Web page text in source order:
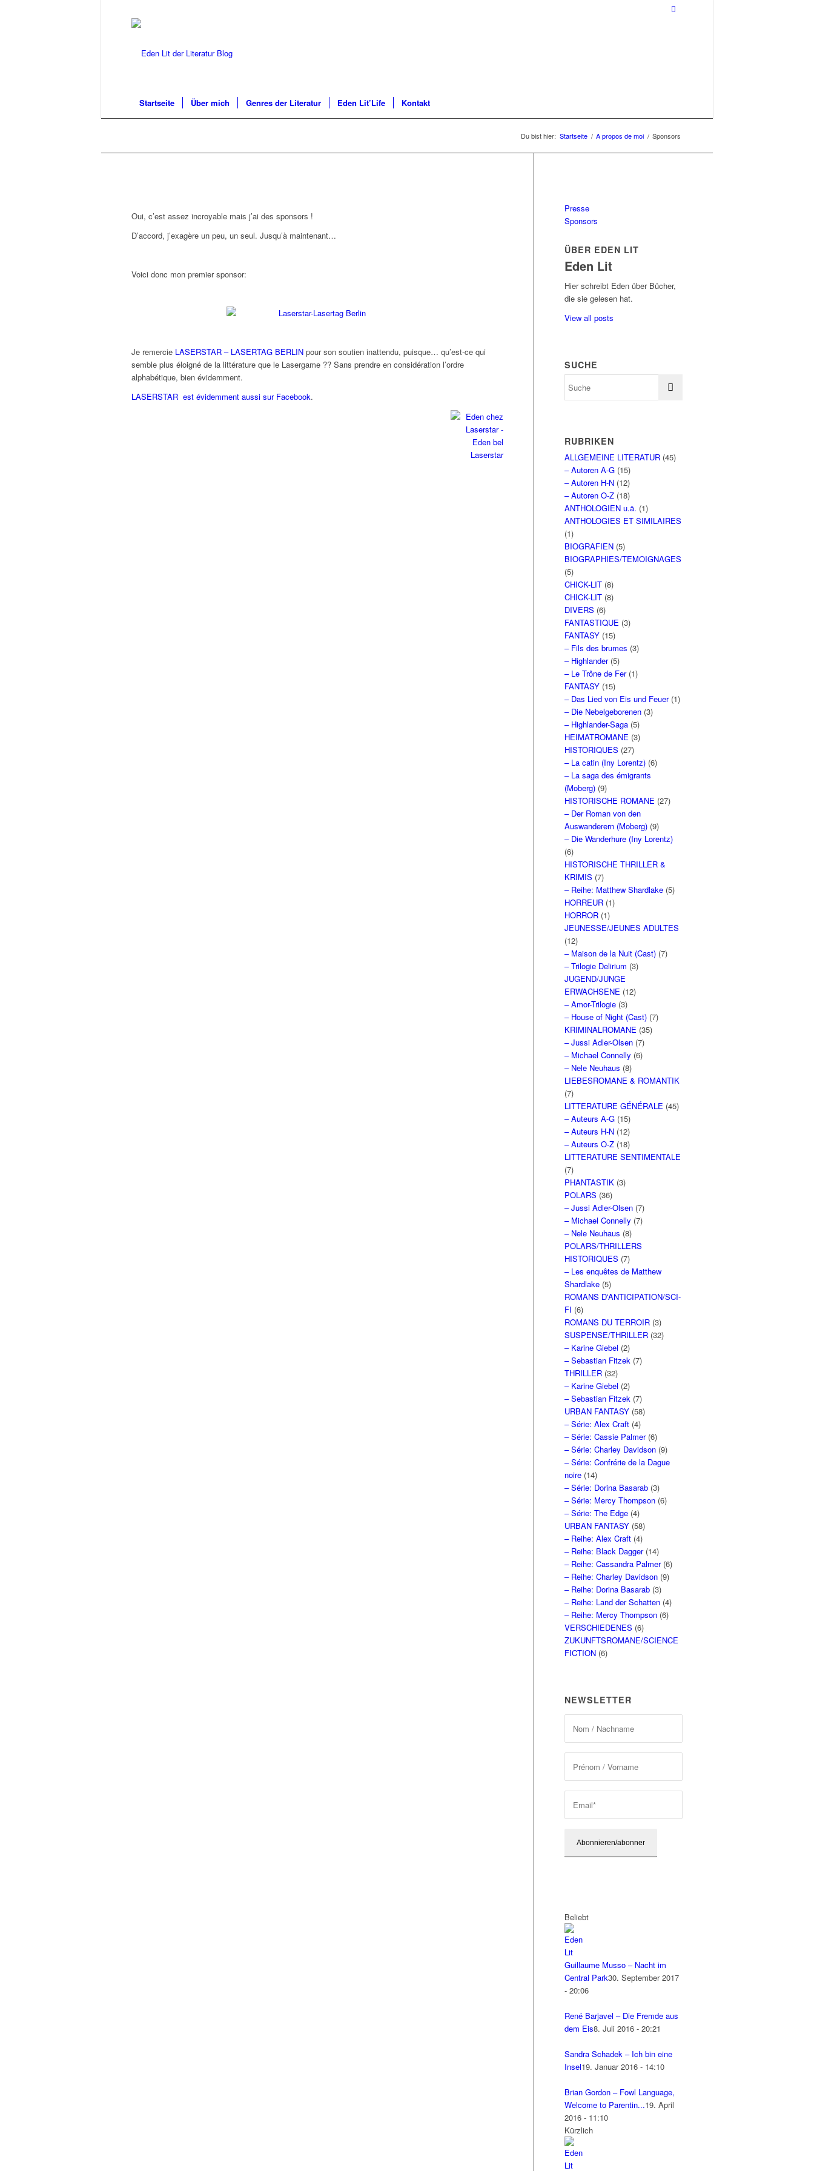
Startseite Über mich Genres der Literatur Eden Lit’Life Kontakt
Du bist hier: Startseite / A propos de moi / Sponsors
Oui, c’est assez incroyable mais j’ai des sponsors !
D’accord, j’exagère un peu, un seul. Jusqu’à maintenant…
Voici donc mon premier sponsor:
Je remercie LASERSTAR – LASERTAG BERLIN pour son soutien inattendu, puisque… qu’est-ce qui
semble plus éloigné de la littérature que le Lasergame ?? Sans prendre en considération l’ordre
alphabétique, bien évidemment.
LASERSTAR est évidemment aussi sur Facebook.
Presse
Sponsors
ÜBER EDEN LIT
Eden Lit
Hier schreibt Eden über Bücher,
die sie gelesen hat.
View all posts
SUCHE
RUBRIKEN
ALLGEMEINE LITERATUR (45)
– Autoren A-G (15)
– Autoren H-N (12)
– Autoren O-Z (18)
ANTHOLOGIEN u.ä. (1)
ANTHOLOGIES ET SIMILAIRES
(1)
BIOGRAFIEN (5)
BIOGRAPHIES/TEMOIGNAGES
(5)
CHICK-LIT (8)
CHICK-LIT (8)
DIVERS (6)
FANTASTIQUE (3)
FANTASY (15)
– Fils des brumes (3)
– Highlander(5)
– Le Trône de Fer(1)
FANTASY (15)
– Das Lied von Eis und Feuer(1)
– Die Nebelgeborenen (3)
– Highlander-Saga (5)
HEIMATROMANE (3)
HISTORIQUES (27)
– La catin (Iny Lorentz) (6)
– La saga des émigrants
(Moberg) (9)
HISTORISCHE ROMANE (27)
– Der Roman von den
Auswanderern (Moberg) (9)
– Die Wanderhure (Iny Lorentz)
(6)
HISTORISCHE THRILLER &
KRIMIS (7)
– Reihe: Matthew Shardlake (5)
HORREUR (1)
HORROR (1)
JEUNESSE/JEUNES ADULTES
(12)
– Maison de la Nuit (Cast) (7)
– Trilogie Delirium (3)
JUGEND/JUNGE
ERWACHSENE (12)
– Amor-Trilogie (3)
– House of Night (Cast) (7)
KRIMINALROMANE (35)
– Jussi Adler-Olsen (7)
– Michael Connelly (6)
– Nele Neuhaus (8)
LIEBESROMANE & ROMANTIK
(7)
LITTERATURE GÉNÉRALE (45)
– Auteurs A-G (15)
– Auteurs H-N (12)
– Auteurs O-Z (18)
LITTERATURE SENTIMENTALE
(7)
PHANTASTIK (3)
POLARS (36)
– Jussi Adler-Olsen (7)
– Michael Connelly (7)
– Nele Neuhaus (8)
POLARS/THRILLERS
HISTORIQUES (7)
– Les enquêtes de Matthew
Shardlake (5)
ROMANS D'ANTICIPATION/SCI-
FI (6)
ROMANS DU TERROIR (3)
SUSPENSE/THRILLER (32)
– Karine Giebel (2)
– Sebastian Fitzek (7)
THRILLER (32)
– Karine Giebel (2)
– Sebastian Fitzek (7)
URBAN FANTASY (58)
– Série: Alex Craft (4)
– Série: Cassie Palmer(6)
– Série: Charley Davidson (9)
– Série: Confrérie de la Dague
noire (14)
– Série: Dorina Basarab (3)
– Série: Mercy Thompson (6)
– Série: The Edge (4)
URBAN FANTASY (58)
– Reihe: Alex Craft (4)
– Reihe: Black Dagger(14)
– Reihe: Cassandra Palmer(6)
– Reihe: Charley Davidson (9)
– Reihe: Dorina Basarab (3)
– Reihe: Land der Schatten (4)
– Reihe: Mercy Thompson (6)
VERSCHIEDENES (6)
ZUKUNFTSROMANE/SCIENCE
FICTION (6)
NEWSLETTER
Beliebt
Guillaume Musso – Nacht im
Central Park30. September 2017
- 20:06
René Barjavel – Die Fremde aus
dem Eis8. Juli 2016 - 20:21
Sandra Schadek – Ich bin eine
Insel19. Januar 2016 - 14:10
Brian Gordon – Fowl Language,
Welcome to Parentin...19. April
2016 - 11:10
Kürzlich